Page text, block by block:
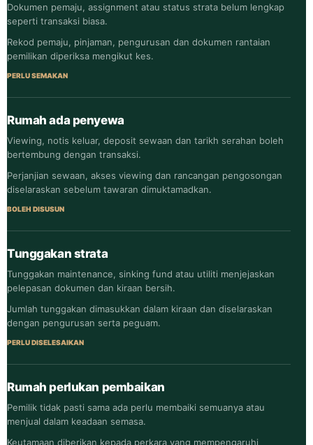
Dokumen pemaju, assignment atau status strata belum lengkap
seperti transaksi biasa.
Rekod pemaju, pinjaman, pengurusan dan dokumen rantaian
pemilikan diperiksa mengikut kes.
PERLU SEMAKAN
Rumah ada penyewa
Viewing, notis keluar, deposit sewaan dan tarikh serahan boleh
bertembung dengan transaksi.
Perjanjian sewaan, akses viewing dan rancangan pengosongan
diselaraskan sebelum tawaran dimuktamadkan.
BOLEH DISUSUN
Tunggakan strata
Tunggakan maintenance, sinking fund atau utiliti menjejaskan
pelepasan dokumen dan kiraan bersih.
Jumlah tunggakan dimasukkan dalam kiraan dan diselaraskan
dengan pengurusan serta peguam.
PERLU DISELESAIKAN
Rumah perlukan pembaikan
Pemilik tidak pasti sama ada perlu membaiki semuanya atau
menjual dalam keadaan semasa.
Keutamaan diberikan kepada perkara yang mempengaruhi